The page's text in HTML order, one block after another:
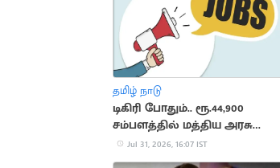
தமிழ் நாடு
டிகிரி போதும்.. ரூ.44,900
சம்பளத்தில் மத்திய அரசு
வேலை
Jul 31, 2026, 16:07 IST